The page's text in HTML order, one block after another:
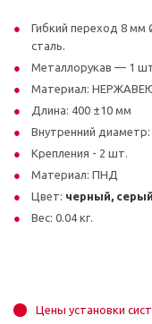
Гибкий переход 8
сталь.
Металлорукав — 1
Материал:
Длина: 400 ±10 мм
Внутренний
Крепления - 2 шт.
Материал: ПНД
Цвет: черный, серый
Вес: 0.04 кг.
Цены установки